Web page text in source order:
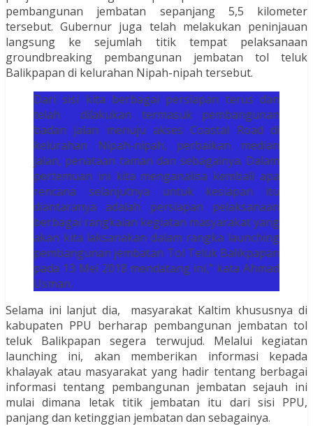
pembangunan jembatan sepanjang 5,5 kilometer
tersebut. Gubernur juga telah melakukan peninjauan
langsung ke sejumlah titik tempat pelaksanaan
groundbreaking pembangunan jembatan tol teluk
Balikpapan di kelurahan Nipah-nipah tersebut.
Dari sisi kita berbagai persiapan terus dan
telah dilakukan termasuk pembangunan
badan jalan menuju akses Coastal Road di
kelurahan Nipah-nipah, perbaikan median
jalan, penataan taman dan sebagainya. Dalam
pertemuan ini kita menganalisa kembali apa
rencana selanjutnya untuk kesiapan itu
diantaranya adalah persiapan pelaksanaan
berbagai rangkaian kegiatan masyarakat yang
akan kita laksanakan dalam rangka launching
pembangunan jembatan Tol Teluk Balikpapan
pada 13 Mei 2018 mendatang ini,” kata Ahmad
Usman.
Selama ini lanjut dia, masyarakat Kaltim khususnya di
kabupaten PPU berharap pembangunan jembatan tol
teluk Balikpapan segera terwujud. Melalui kegiatan
launching ini, akan memberikan informasi kepada
khalayak atau masyarakat yang hadir tentang berbagai
informasi tentang pembangunan jembatan sejauh ini
mulai dimana letak titik jembatan itu dari sisi PPU,
panjang dan ketinggian jembatan dan sebagainya.